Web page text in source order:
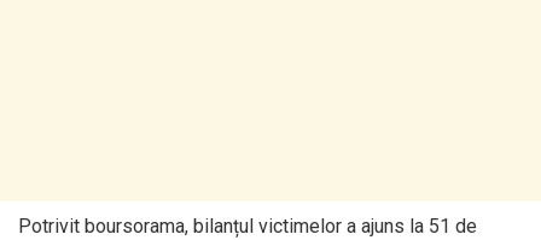
Potrivit boursorama, bilanțul victimelor a ajuns la 51 de